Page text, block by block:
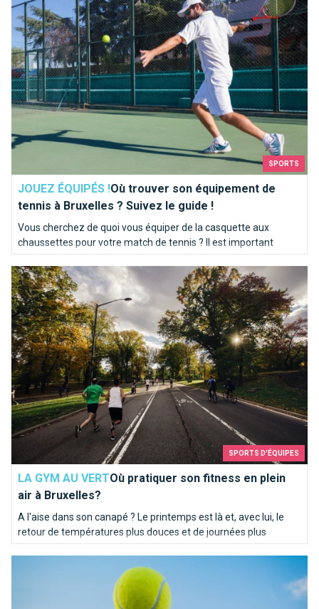
SPORTS
JOUEZ ÉQUIPÉS !Où trouver son équipement de
tennis à Bruxelles ? Suivez le guide !
Vous cherchez de quoi vous équiper de la casquette aux
chaussettes pour votre match de tennis ? Il est important
d'être bien équipé ! On ne devient pas Goffin sur le terrain du
jour au lendemain !
SPORTS D'ÉQUIPES
LA GYM AU VERTOù pratiquer son fitness en plein
air à Bruxelles?
A l'aise dans son canapé ? Le printemps est là et, avec lui, le
retour de températures plus douces et de journées plus
longues. L'occasion de s'aérer l'esprit et pourquoi pas le corps !
Où pratiquer son fitness en plein air à Bruxelles?
Tailles, infrastructures, surfaces: le tennis à Bruxelles